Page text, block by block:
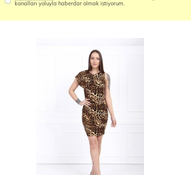
kanalları yoluyla haberdar olmak istiyorum.